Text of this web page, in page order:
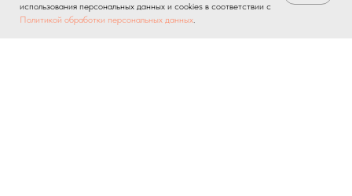
Home Catalog Sign In
использования персональных данных и cookies в соответствии с
Политикой обработки персональных данных.
Радиаторы